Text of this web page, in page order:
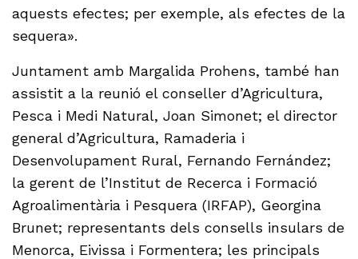
aquests efectes; per exemple, als efectes de la
sequera».
Juntament amb Margalida Prohens, també han
assistit a la reunió el conseller d’Agricultura,
Pesca i Medi Natural, Joan Simonet; el director
general d’Agricultura, Ramaderia i
Desenvolupament Rural, Fernando Fernández;
la gerent de l’Institut de Recerca i Formació
Agroalimentària i Pesquera (IRFAP), Georgina
Brunet; representants dels consells insulars de
Menorca, Eivissa i Formentera; les principals